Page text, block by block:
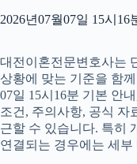
2026년07월07일 15시
대전이혼전문변호사는
상황에 맞는 기준을 함
07일 15시16분 기본 안
조건, 주의사항, 공식 자
근할 수 있습니다. 특히
연결되는 경우에는 세